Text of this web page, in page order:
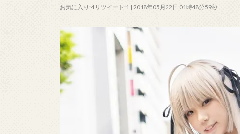
お気に入り:4 リツイート:1 | 2018年05月22日 01時48分59秒